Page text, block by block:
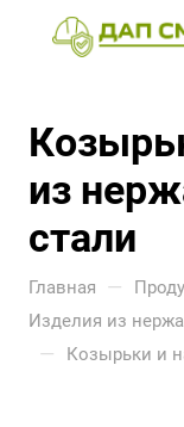
из
стали
Главная —
Изделия из
— Козырьки и